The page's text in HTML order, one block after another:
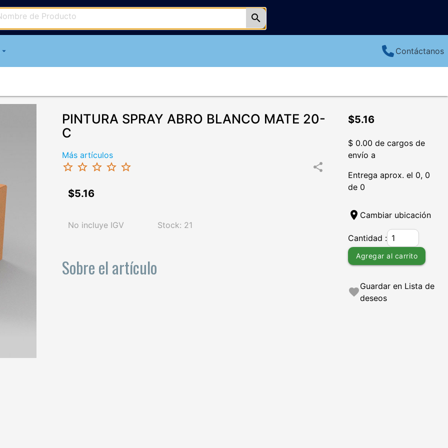
search
arrow_drop_down Contáctanos
PINTURA SPRAY ABRO BLANCO MATE 20-
C
Más artículos
star_border star_border star_border star_border star_border share
$5.16
No incluye IGV Stock: 21
Sobre el artículo
$5.16
$ 0.00 de cargos de
envío a
Entrega aprox. el 0, 0
de 0
location_on Cambiar ubicación
Cantidad :
Agregar al carrito
favoriteGuardar en Lista de
deseos